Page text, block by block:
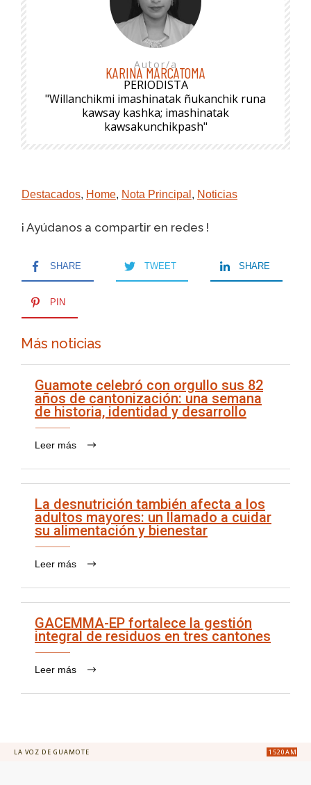
Autor/a
KARINA MARCATOMA
PERIODISTA
"Willanchikmi imashinatak ñukanchik runa
kawsay kashka; imashinatak
kawsakunchikpash"
Destacados, Home, Nota Principal , Noticias
¡ Ayúdanos a compartir en redes !
SHARE TWEET SHARE
PIN
Más noticias
Guamote celebró con orgullo sus 82
años de cantonización: una semana
de historia, identidad y desarrollo
Leer más
La desnutrición también afecta a los
adultos mayores: un llamado a cuidar
su alimentación y bienestar
Leer más
GACEMMA-EP fortalece la gestión
integral de residuos en tres cantones
Leer más
LA VOZ DE GUAMOTE 1520AM